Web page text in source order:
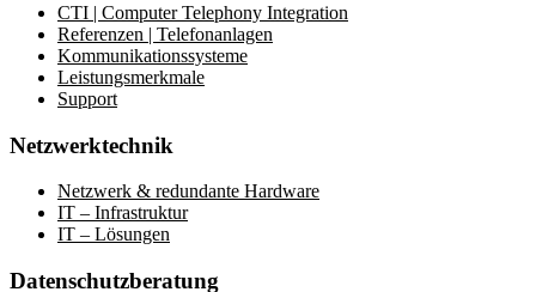
CTI | Computer Telephony Integration
Referenzen | Telefonanlagen
Kommunikationssysteme
Leistungsmerkmale
Support
Netzwerktechnik
Netzwerk & redundante Hardware
IT – Infrastruktur
IT – Lösungen
Datenschutzberatung